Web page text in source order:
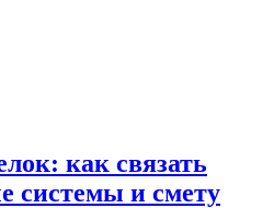
как связать
системы и смету